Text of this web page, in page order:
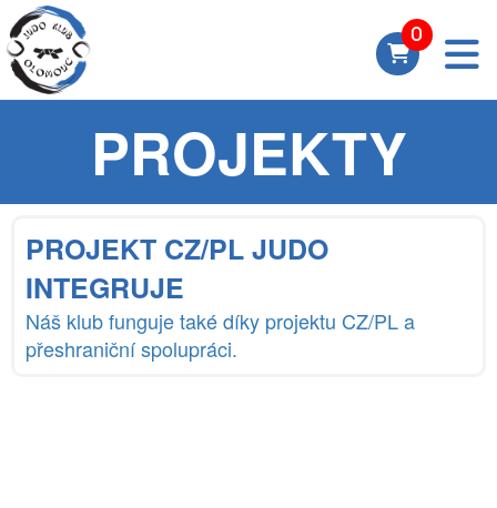
PROJEKTY
PROJEKT CZ/PL JUDO
INTEGRUJE
Náš klub funguje také díky projektu CZ/PL a
přeshraniční spolupráci.